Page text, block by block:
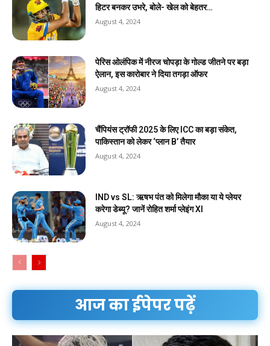
हिटर बनकर उभरे, बोले- खेल को बेहतर…
August 4, 2024
पेरिस ओलंपिक में नीरज चोपड़ा के गोल्ड जीतने पर बड़ा
ऐलान, इस कारोबार ने दिया तगड़ा ऑफर
August 4, 2024
चैंपियंस ट्रॉफी 2025 के लिए ICC का बड़ा संकेत,
पाकिस्तान को लेकर ‘प्लान B’ तैयार
August 4, 2024
IND vs SL: ऋषभ पंत को मिलेगा मौका या ये प्लेयर
करेगा डेब्यू? जानें रोहित शर्मा प्लेइंग XI
August 4, 2024
आज का ईपेपर पढ़ें